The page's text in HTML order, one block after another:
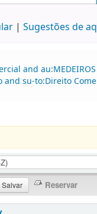
Sugestões de
and
and su-to:Direito